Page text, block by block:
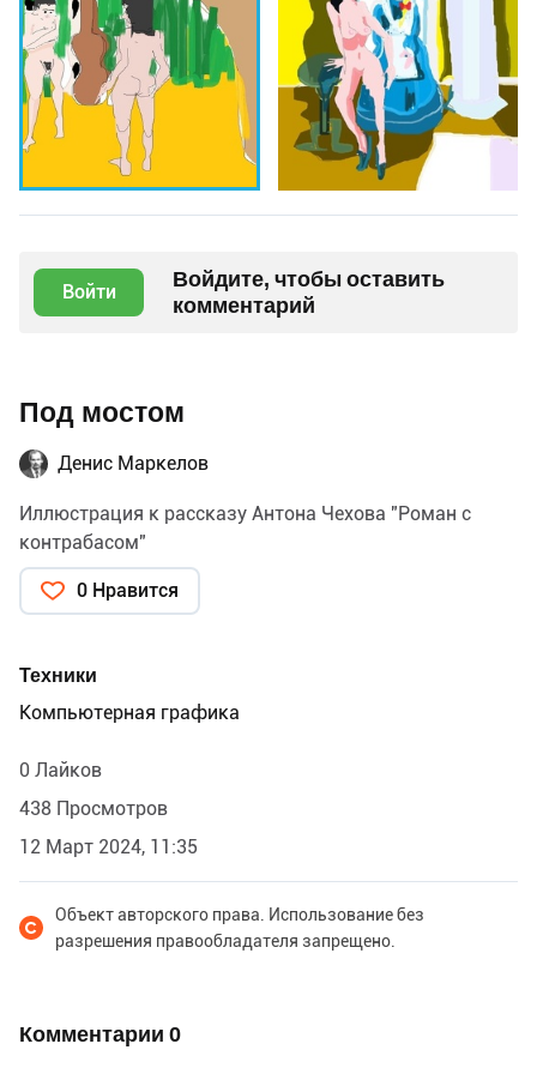
Войти
Войдите, чтобы оставить
комментарий
Под мостом
Денис Маркелов
Иллюстрация к рассказу Антона Чехова "Роман с
контрабасом"
0 Нравится
Техники
Компьютерная графика
0 Лайков
438 Просмотров
12 Март 2024, 11:35
Объект авторского права. Использование без
разрешения правообладателя запрещено.
Комментарии 0